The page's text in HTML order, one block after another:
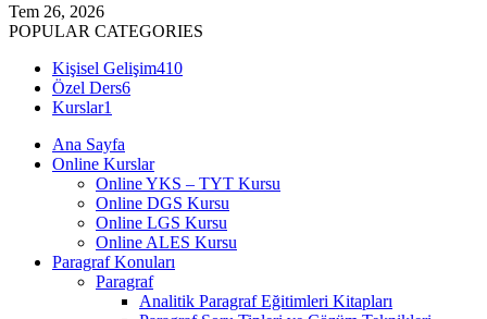
Tem 26, 2026
POPULAR CATEGORIES
Kişisel Gelişim410
Özel Ders6
Kurslar1
Ana Sayfa
Online Kurslar
Online YKS – TYT Kursu
Online DGS Kursu
Online LGS Kursu
Online ALES Kursu
Paragraf Konuları
Paragraf
Analitik Paragraf Eğitimleri Kitapları